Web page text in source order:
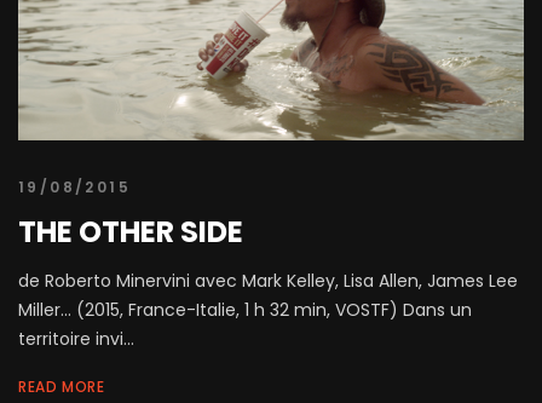
19/08/2015
THE OTHER SIDE
de Roberto Minervini avec Mark Kelley, Lisa Allen, James Lee
Miller... (2015, France-Italie, 1 h 32 min, VOSTF) Dans un
territoire invi...
READ MORE